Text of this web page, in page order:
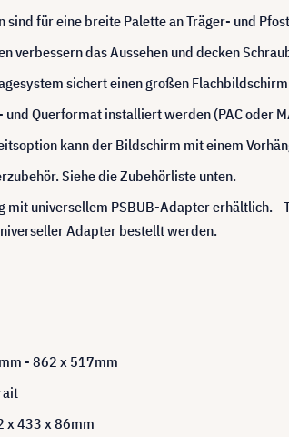
für eine breite Palette an Träger- und
verbessern das Aussehen und decken
sichert einen großen
und Querformat installiert werden (PAC oder
kann der Bildschirm mit einem
Siehe die Zubehörliste unten.
mit universellem PSBUB-Adapter erhältlich.
Adapter bestellt werden.
- 862 x 517mm
x 433 x 86mm